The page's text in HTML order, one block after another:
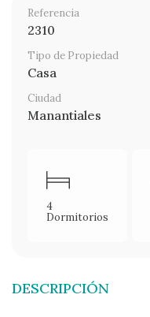
Referencia
2310
Tipo de Propiedad
Casa
Ciudad
Manantiales
4
Dormitorios
DESCRIPCIÓN